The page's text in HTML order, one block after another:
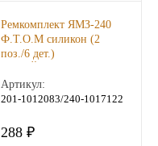
Ремкомплект ЯМЗ-240
Ф.Т.О.М силикон (2
поз./6 дет.)
Артикул:
201-1012083/240-1017122
288 ₽